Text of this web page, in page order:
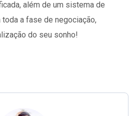
além de um sistema de
a fase de negociação,
do seu sonho!